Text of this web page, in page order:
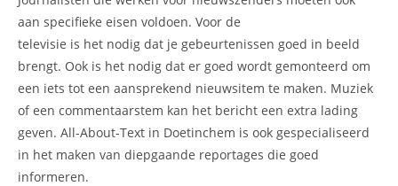
aan specifieke eisen voldoen. Voor de
televisie is het nodig dat je gebeurtenissen goed in beeld
brengt. Ook is het nodig dat er goed wordt gemonteerd om
een iets tot een aansprekend nieuwsitem te maken. Muziek
of een commentaarstem kan het bericht een extra lading
geven. All-About-Text in Doetinchem is ook gespecialiseerd
in het maken van diepgaande reportages die goed
informeren.